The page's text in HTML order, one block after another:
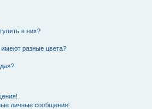
в них?
разные цвета?
личные сообщения!